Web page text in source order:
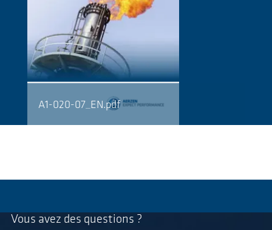
A1-020-07_EN.pdf
Vous avez des questions ?